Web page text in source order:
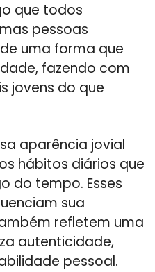
que todos
pessoas
uma forma que
fazendo com
jovens do que
aparência jovial
hábitos diários que
do tempo. Esses
sua
refletem uma
autenticidade,
pessoal.